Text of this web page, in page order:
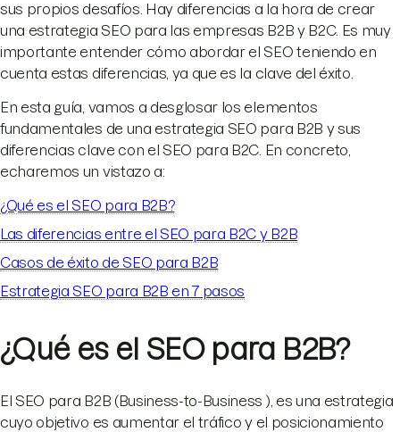
sus propios desafíos. Hay diferencias a la hora de crear
una estrategia SEO para las empresas B2B y B2C. Es muy
importante entender cómo abordar el SEO teniendo en
cuenta estas diferencias, ya que es la clave del éxito.
En esta guía, vamos a desglosar los elementos
fundamentales de una estrategia SEO para B2B y sus
diferencias clave con el SEO para B2C. En concreto,
echaremos un vistazo a:
¿Qué es el SEO para B2B?
Las diferencias entre el SEO para B2C y B2B
Casos de éxito de SEO para B2B
Estrategia SEO para B2B en 7 pasos
¿Qué es el SEO para B2B?
El SEO para B2B (Business-to-Business ), es una estrategia
cuyo objetivo es aumentar el tráfico y el posicionamiento